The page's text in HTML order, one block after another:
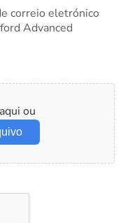
correio eletrónico
Advanced
ou